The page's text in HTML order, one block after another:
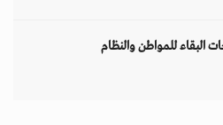
البقاء للمواطن والنظام